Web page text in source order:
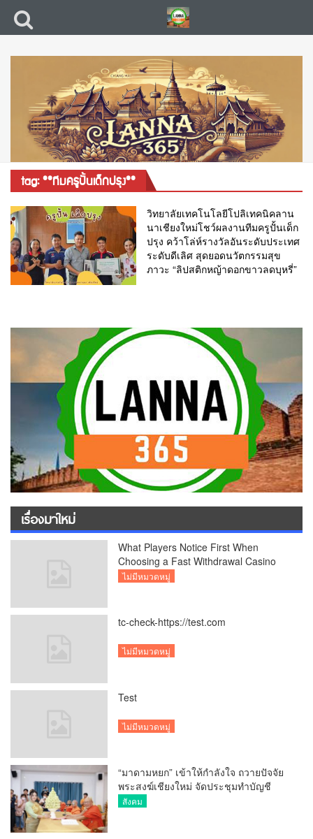
tag: **ทีมครูปั้นเด็กปรุง**
วิทยาลัยเทคโนโลยีโปลิเทคนิคลาน
นาเชียงใหม่โชว์ผลงานทีมครูปั้นเด็ก
ปรุง คว้าโล่ห์รางวัลอันระดับประเทศ
ระดับดีเลิศ สุดยอดนวัตกรรมสุข
ภาวะ “ลิปสติกหญ้าดอกขาวลดบุหรี่”
เรื่องมาใหม่
What Players Notice First When
Choosing a Fast Withdrawal Casino
UK
ไม่มีหมวดหมู่
tc-check-https://test.com
ไม่มีหมวดหมู่
Test
ไม่มีหมวดหมู่
“มาดามหยก” เข้าให้กำลังใจ ถวายปัจจัย
พระสงฆ์เชียงใหม่ จัดประชุมทำบัญชี
รายรับรายจ่ายของวัด กว่า 300 รูป ที่วัด
สังคม